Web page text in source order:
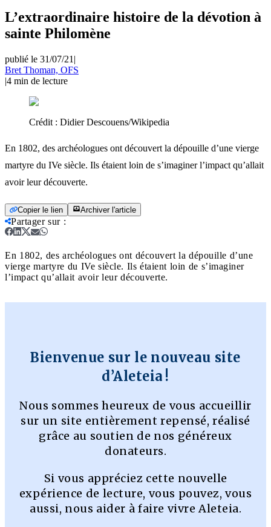
L’extraordinaire histoire de la dévotion à
sainte Philomène
publié le 31/07/21 |
Bret Thoman, OFS
|4 min de lecture
Crédit : Didier Descouens/Wikipedia
En 1802, des archéologues ont découvert la dépouille d’une vierge
martyre du IVe siècle. Ils étaient loin de s’imaginer l’impact qu’allait
avoir leur découverte.
Copier le lien Archiver l'article
Partager sur:
En 1802, des archéologues ont découvert la dépouille d’une
vierge martyre du IVe siècle. Ils étaient loin de s’imaginer
l’impact qu’allait avoir leur découverte.
Bienvenue sur le nouveau site
d’Aleteia !
Nous sommes heureux de vous accueillir
sur un site entièrement repensé, réalisé
grâce au soutien de nos généreux
donateurs.
Si vous appréciez cette nouvelle
expérience de lecture, vous pouvez, vous
aussi, nous aider à faire vivre Aleteia.